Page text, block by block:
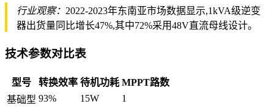
行业观察： 2022-2023年东南亚市场数据显示,1kVA级逆变
器出货量同比增长47%,其中72%采用48V直流母线设计。
技术参数对比表
型号 转换效率 待机功耗 MPPT路数
基础型 93% 15W
1